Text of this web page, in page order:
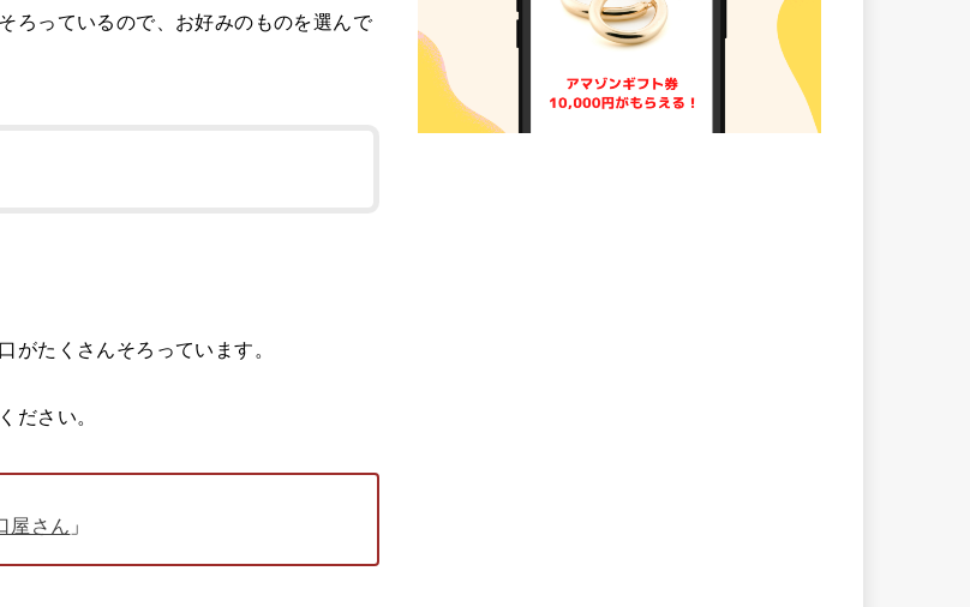
ろっているので、お好みのものを選んで
がたくさんそろっています。
ださい。
屋さん 」